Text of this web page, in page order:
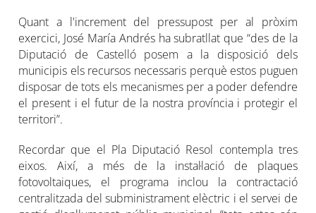
Quant a l'increment del pressupost per al pròxim
exercici, José María Andrés ha subratllat que “des de la
Diputació de Castelló posem a la disposició dels
municipis els recursos necessaris perquè estos puguen
disposar de tots els mecanismes per a poder defendre
el present i el futur de la nostra província i protegir el
territori”.
Recordar que el Pla Diputació Resol contempla tres
eixos. Així, a més de la instal·lació de plaques
fotovoltaiques, el programa inclou la contractació
centralitzada del subministrament elèctric i el servei de